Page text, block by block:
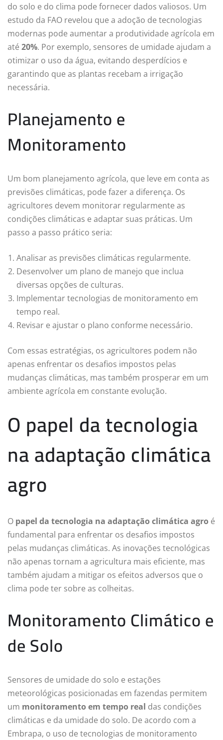
do solo e do clima pode fornecer dados valiosos. Um
estudo da FAO revelou que a adoção de tecnologias
modernas pode aumentar a produtividade agrícola em
até 20%. Por exemplo, sensores de umidade ajudam a
otimizar o uso da água, evitando desperdícios e
garantindo que as plantas recebam a irrigação
necessária.
Planejamento e
Monitoramento
Um bom planejamento agrícola, que leve em conta as
previsões climáticas, pode fazer a diferença. Os
agricultores devem monitorar regularmente as
condições climáticas e adaptar suas práticas. Um
passo a passo prático seria:
Analisar as previsões climáticas regularmente.
Desenvolver um plano de manejo que inclua
diversas opções de culturas.
Implementar tecnologias de monitoramento em
tempo real.
Revisar e ajustar o plano conforme necessário.
Com essas estratégias, os agricultores podem não
apenas enfrentar os desafios impostos pelas
mudanças climáticas, mas também prosperar em um
ambiente agrícola em constante evolução.
O papel da tecnologia
na adaptação climática
agro
O papel da tecnologia na adaptação climática agro é
fundamental para enfrentar os desafios impostos
pelas mudanças climáticas. As inovações tecnológicas
não apenas tornam a agricultura mais eficiente, mas
também ajudam a mitigar os efeitos adversos que o
clima pode ter sobre as colheitas.
Monitoramento Climático e
de Solo
Sensores de umidade do solo e estações
meteorológicas posicionadas em fazendas permitem
um monitoramento em tempo real das condições
climáticas e da umidade do solo. De acordo com a
Embrapa, o uso de tecnologias de monitoramento